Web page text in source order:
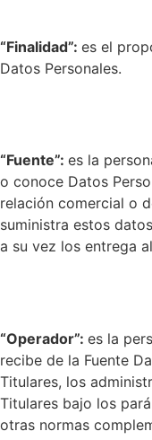
“Finalidad”: es el
Datos Personales.
“Fuente”: es la
o conoce Datos
relación comercial o
suministra estos
a su vez los entrega
“Operador”: es la
recibe de la Fuente
Titulares, los
Titulares bajo los
otras normas